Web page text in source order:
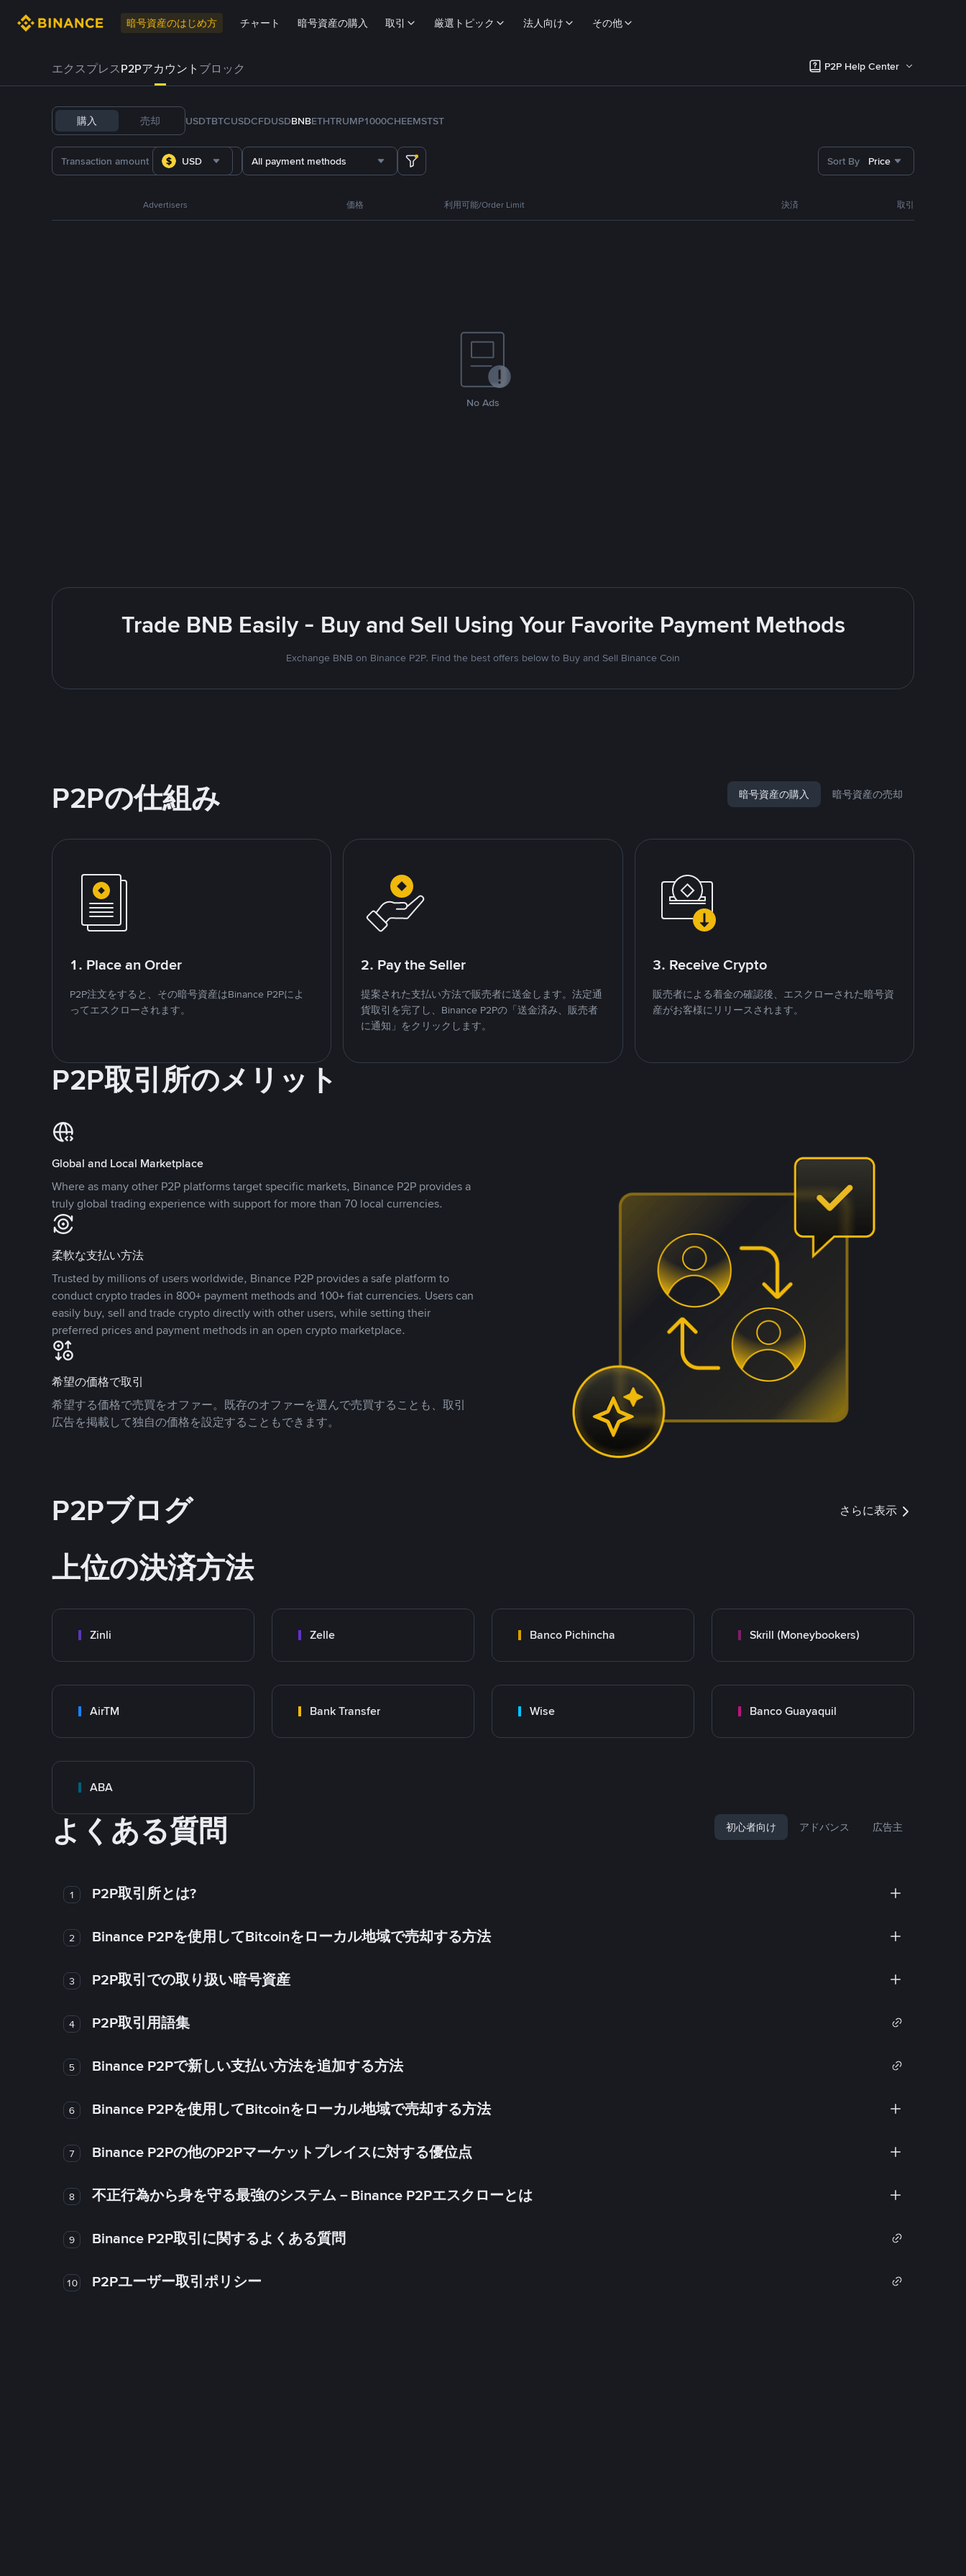
暗号資産のはじめ方 チャート 暗号資産の購入 取引 厳選トピック 法人向け その他
エクスプレスP2Pアカウント ブロック P2P Help Center
購入 売却 USDTBTCUSDCFDUSDBNBETHTRUMP1000CHEEMSTST
USD All payment methods Sort By Price
Advertisers 価格 利用可能/Order Limit 決済 取引
No Ads
Trade BNB Easily - Buy and Sell Using Your Favorite Payment Methods
Exchange BNB on Binance P2P. Find the best offers below to Buy and Sell Binance Coin
P2Pの仕組み 暗号資産の購入 暗号資産の売却
1. Place an Order
P2P注文をすると、その暗号資産はBinance P2Pによ
ってエスクローされます。
2. Pay the Seller
提案された支払い方法で販売者に送金します。法定通
貨取引を完了し、Binance P2Pの「送金済み、販売者
に通知」をクリックします。
3. Receive Crypto
販売者による着金の確認後、エスクローされた暗号資
産がお客様にリリースされます。
P2P取引所のメリット
Global and Local Marketplace
Where as many other P2P platforms target specific markets, Binance P2P provides a
truly global trading experience with support for more than 70 local currencies.
柔軟な支払い方法
Trusted by millions of users worldwide, Binance P2P provides a safe platform to
conduct crypto trades in 800+ payment methods and 100+ fiat currencies. Users can
easily buy, sell and trade crypto directly with other users, while setting their
preferred prices and payment methods in an open crypto marketplace.
希望の価格で取引
希望する価格で売買をオファー。既存のオファーを選んで売買することも、取引
広告を掲載して独自の価格を設定することもできます。
P2Pブログ さらに表示
上位の決済方法
Zinli Zelle Banco Pichincha Skrill (Moneybookers)
AirTM Bank Transfer Wise Banco Guayaquil
ABA
よくある質問 初心者向け アドバンス 広告主
1 P2P取引所とは?
2 Binance P2Pを使用してBitcoinをローカル地域で売却する方法
3 P2P取引での取り扱い暗号資産
4 P2P取引用語集
5 Binance P2Pで新しい支払い方法を追加する方法
6 Binance P2Pを使用してBitcoinをローカル地域で売却する方法
7 Binance P2Pの他のP2Pマーケットプレイスに対する優位点
8 不正行為から身を守る最強のシステム－Binance P2Pエスクローとは
9 Binance P2P取引に関するよくある質問
10 P2Pユーザー取引ポリシー